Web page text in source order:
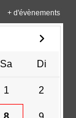
Sa Di
1 2
+ d'évènements